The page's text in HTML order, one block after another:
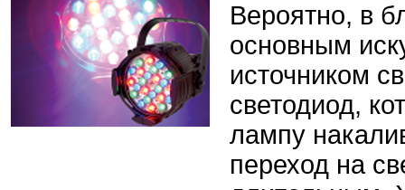
Вероятно, в
основным
источником
светодиод,
лампу
переход на